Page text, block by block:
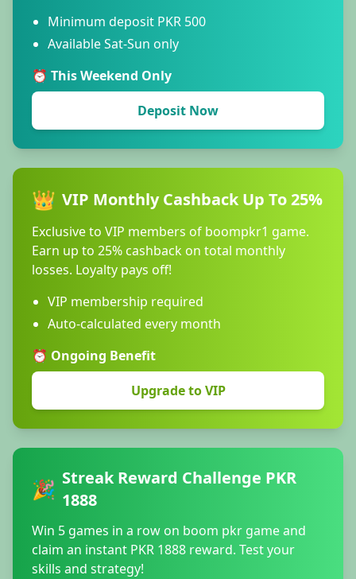
Minimum deposit PKR 500
Available Sat-Sun only
⏰ This Weekend Only
Deposit Now
👑 VIP Monthly Cashback Up To 25%
Exclusive to VIP members of boompkr1 game.
Earn up to 25% cashback on total monthly
losses. Loyalty pays off!
VIP membership required
Auto-calculated every month
⏰ Ongoing Benefit
Upgrade to VIP
🎉 Streak Reward Challenge PKR
1888
Win 5 games in a row on boom pkr game and
claim an instant PKR 1888 reward. Test your
skills and strategy!